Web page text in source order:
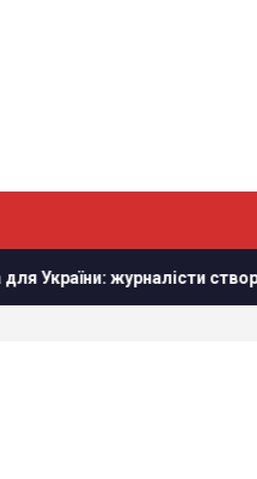
журналісти створили мапу